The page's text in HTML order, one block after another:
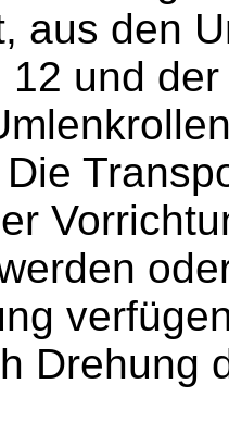
aus den
12 und
Drehung